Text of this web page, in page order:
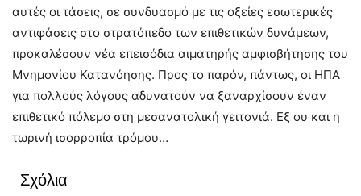
αυτές οι τάσεις, σε συνδυασμό με τις οξείες εσωτερικές
αντιφάσεις στο στρατόπεδο των επιθετικών δυνάμεων,
προκαλέσουν νέα επεισόδια αιματηρής αμφισβήτησης του
Μνημονίου Κατανόησης. Προς το παρόν, πάντως, οι ΗΠΑ
για πολλούς λόγους αδυνατούν να ξαναρχίσουν έναν
επιθετικό πόλεμο στη μεσανατολική γειτονιά. Εξ ου και η
τωρινή ισορροπία τρόμου…
Σχόλια